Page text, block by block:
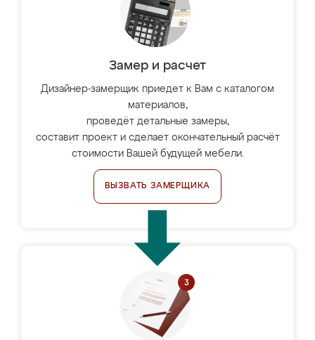
Замер и расчет
Дизайнер-замерщик приедет к Вам с каталогом
материалов,
проведёт детальные замеры,
составит проект и сделает окончательный расчёт
стоимости Вашей будущей мебели.
ВЫЗВАТЬ ЗАМЕРЩИКА